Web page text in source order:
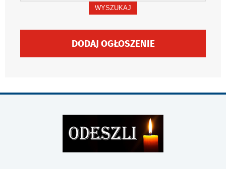
WYSZUKAJ
DODAJ OGŁOSZENIE